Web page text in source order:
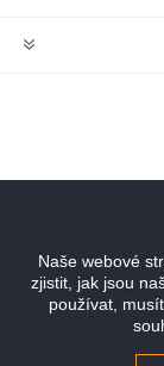
Naše webové
zjistit, jak jsou
používat,